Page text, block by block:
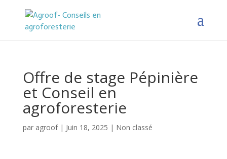
Offre de stage Pépinière
et Conseil en
agroforesterie
par agroof| Juin 18, 2025 | Non classé